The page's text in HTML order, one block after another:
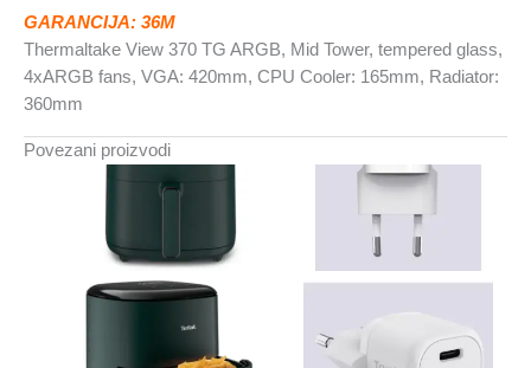
VGA:
420mm
količina
GARANCIJA: 36M
Thermaltake View 370 TG ARGB, Mid Tower, tempered glass,
4xARGB fans, VGA: 420mm, CPU Cooler: 165mm, Radiator:
360mm
Povezani proizvodi